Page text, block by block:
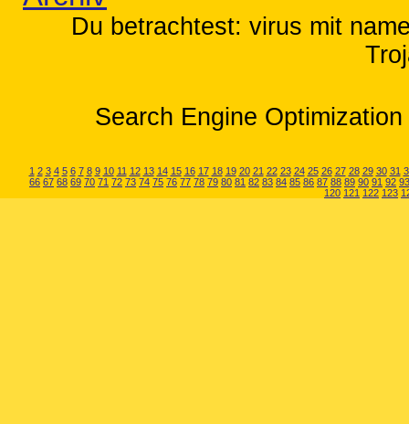
Du betrachtest: virus mit
Search Engine
1 2 3 4 5 6 7 8 9 10 11 12 13 14 15 16 17 18 19 20 21 22 23 24 25 26 27 28 29 30 31
66 67 68 69 70 71 72 73 74 75 76 77 78 79 80 81 82 83 84 85 86 87 88 89 90 91 92 93
120 121 122 123